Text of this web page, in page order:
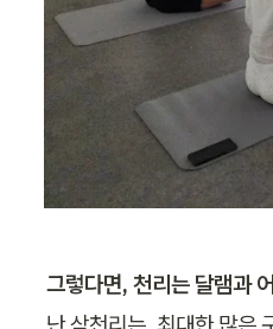
그렇다면, 천리는 달램과